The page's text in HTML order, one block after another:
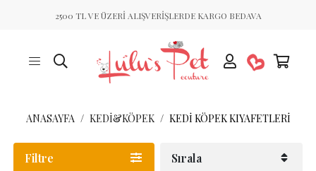
2500 TL VE ÜZERİ ALIŞVERİŞLERDE KARGO BEDAVA
ANASAYFA KEDİ&KÖPEK KEDI KÖPEK KIYAFETLERI
Filtre Sırala